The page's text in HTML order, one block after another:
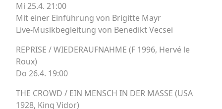
Mi 25.4. 21:00
Mit einer Einführung von Brigitte Mayr
Live-Musikbegleitung von Benedikt Vecsei
REPRISE / WIEDERAUFNAHME (F 1996, Hervé le
Roux)
Do 26.4. 19:00
THE CROWD / EIN MENSCH IN DER MASSE (USA
1928, King Vidor)